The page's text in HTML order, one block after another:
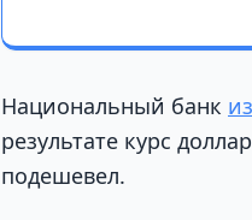
Национальный банк
результате курс
подешевел.